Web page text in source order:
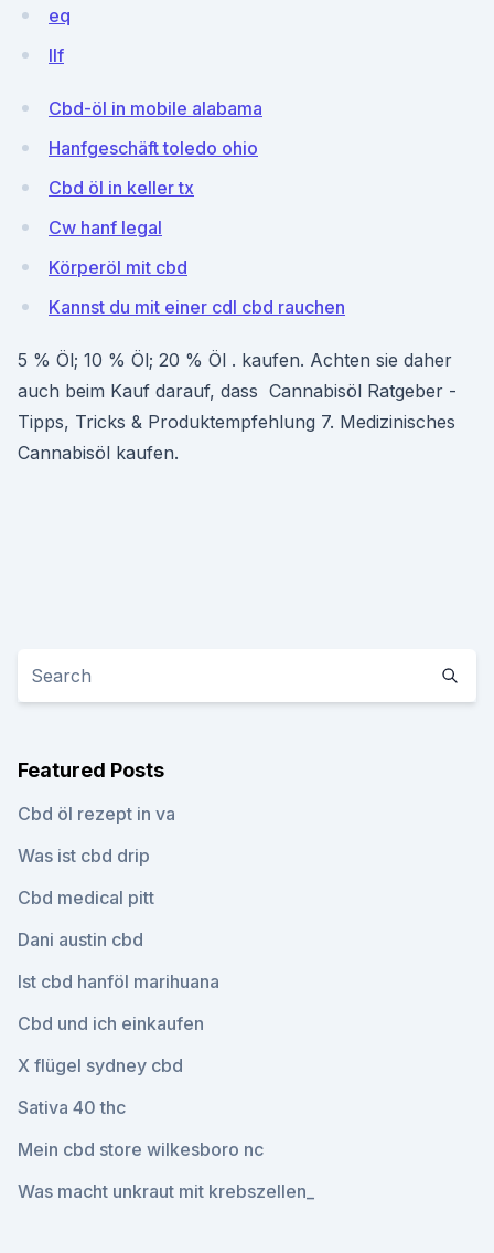
eq
lIf
Cbd-öl in mobile alabama
Hanfgeschäft toledo ohio
Cbd öl in keller tx
Cw hanf legal
Körperöl mit cbd
Kannst du mit einer cdl cbd rauchen
5 % Öl; 10 % Öl; 20 % Öl . kaufen. Achten sie daher
auch beim Kauf darauf, dass ️ Cannabisöl Ratgeber -
Tipps, Tricks & Produktempfehlung 7. Medizinisches
Cannabisöl kaufen.
Featured Posts
Cbd öl rezept in va
Was ist cbd drip
Cbd medical pitt
Dani austin cbd
Ist cbd hanföl marihuana
Cbd und ich einkaufen
X flügel sydney cbd
Sativa 40 thc
Mein cbd store wilkesboro nc
Was macht unkraut mit krebszellen_